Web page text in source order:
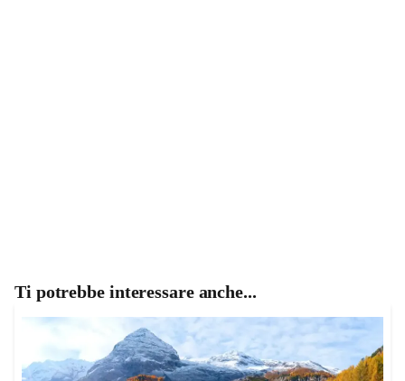
Ti potrebbe interessare anche...